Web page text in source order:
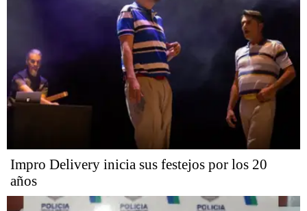
Impro Delivery inicia sus festejos por los 20
años